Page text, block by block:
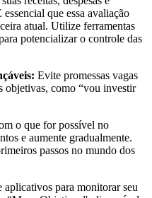
que essa avaliação
atual. Utilize ferramentas
potencializar o controle das
Evite promessas vagas
objetivas, como “vou investir
o que for possível no
e aumente gradualmente.
passos no mundo dos
aplicativos para monitorar seu